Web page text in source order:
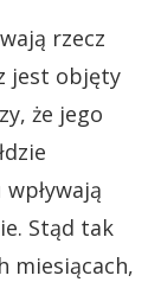
rzecz
jest objęty
że jego
Stąd tak
miesiącach,